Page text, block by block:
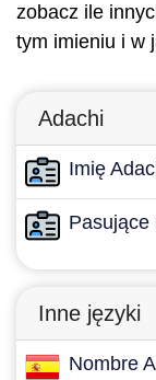
zobacz ile
tym imieniu i w
Adachi
Imię
Pasujące
Inne języki
Nombre